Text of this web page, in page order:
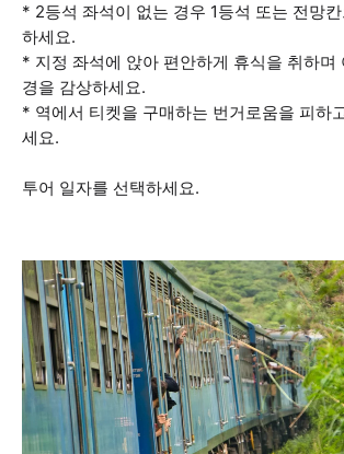
* 2등석 좌석이 없는 경우 1등석 또는 전망
하세요.
* 지정 좌석에 앉아 편안하게 휴식을 취하며
경을 감상하세요.
* 역에서 티켓을 구매하는 번거로움을 피하
세요.
투어 일자를 선택하세요.